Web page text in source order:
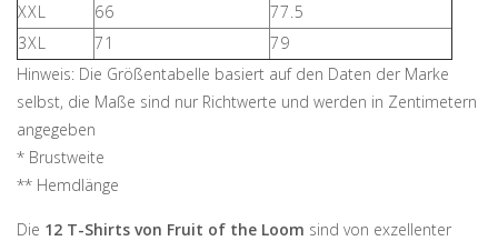
XXL
66
77.5
3XL
71
79
Hinweis: Die Größentabelle basiert auf den Daten der Marke
selbst, die Maße sind nur Richtwerte und werden in Zentimetern
angegeben
* Brustweite
** Hemdlänge
Die 12 T-Shirts von Fruit of the Loom sind von exzellenter